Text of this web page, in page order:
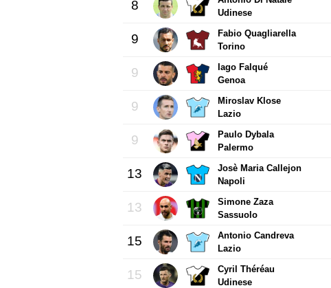
8
Udinese
9
Fabio Quagliarella
Torino
9
Iago Falqué
Genoa
9
Miroslav Klose
Lazio
9
Paulo Dybala
Palermo
13
Josè Maria Callejon
Napoli
13
Simone Zaza
Sassuolo
15
Antonio Candreva
Lazio
15
Cyril Théréau
Udinese